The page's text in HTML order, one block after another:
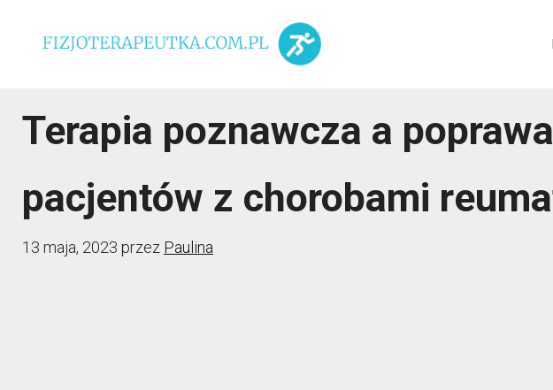
Terapia poznawcza a
pacjentów z chorobami
13 maja, 2023 przez Paulina